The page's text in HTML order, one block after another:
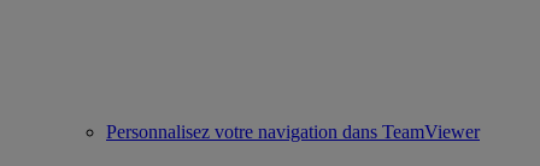
Personnalisez votre navigation dans TeamViewer